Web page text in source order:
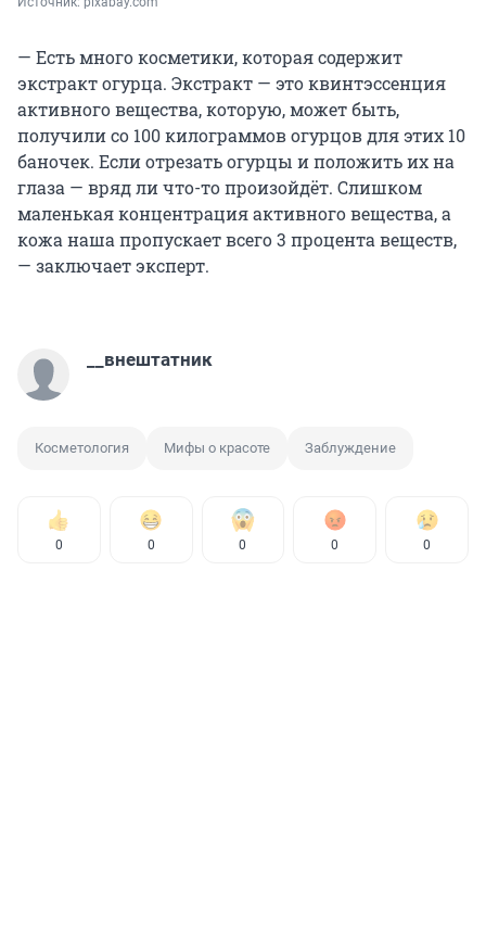
— Есть много косметики, которая содержит
экстракт огурца. Экстракт — это квинтэссенция
активного вещества, которую, может быть,
получили со 100 килограммов огурцов для этих 10
баночек. Если отрезать огурцы и положить их на
глаза — вряд ли что-то произойдёт. Слишком
маленькая концентрация активного вещества, а
кожа наша пропускает всего 3 процента веществ,
— заключает эксперт.
__внештатник
Косметология Мифы о красоте Заблуждение
0 0 0 0 0